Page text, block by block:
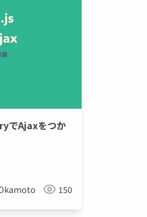
でAjaxをつか
150